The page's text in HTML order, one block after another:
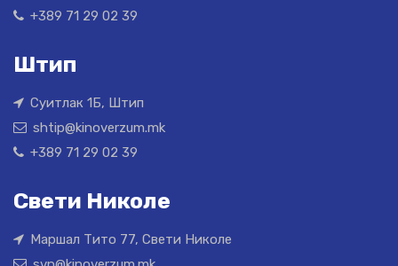
+389 71 29 02 39
Штип
Суитлак 1Б, Штип
shtip@kinoverzum.mk
+389 71 29 02 39
Свети Николе
Маршал Тито 77, Свети Николе